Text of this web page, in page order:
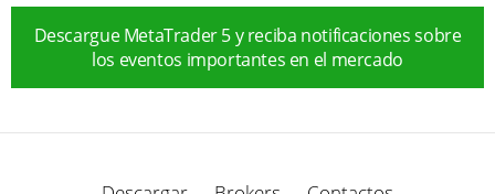
Descargue MetaTrader 5 y reciba notificaciones sobre
los eventos importantes en el mercado